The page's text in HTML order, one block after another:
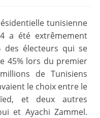
tunisienne
a été extrêmement
des électeurs qui se
45% lors du premier
de Tunisiens
le choix entre le
et deux autres
et Ayachi Zammel.